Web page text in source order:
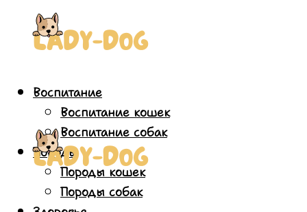
Воспитание
Воспитание кошек
Воспитание собак
Породы
Породы кошек
Породы собак